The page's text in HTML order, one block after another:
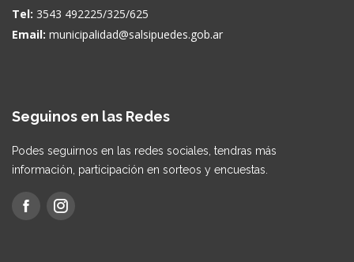
Tel: 3543 492225/325/625
Email: municipalidad@salsipuedes.gob.ar
Seguinos en las Redes
Podes seguirnos en las redes sociales, tendras más
información, participación en sorteos y encuestas.